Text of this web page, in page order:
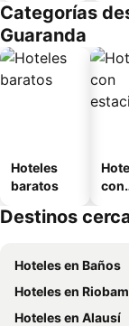
o
Categorías
Guaranda
Hoteles
baratos
con
Destinos
Hoteles en Baños
Hoteles en
Hoteles en Alausí